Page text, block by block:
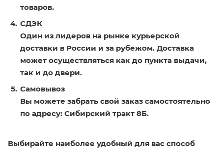
товаров.
СДЭК
Один из лидеров на рынке курьерской
доставки в России и за рубежом. Доставка
может осуществляться как до пункта выдачи,
так и до двери.
Самовывоз
Вы можете забрать свой заказ самостоятельно
по адресу: Сибирский тракт 8Б.
Выбирайте наиболее удобный для вас способ